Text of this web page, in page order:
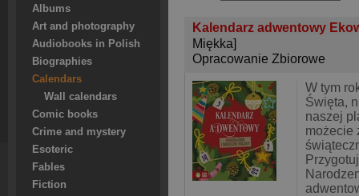
Albums
Art and photography
Audiobooks in Polish
Biographies
Calendars
Wall calendars
Comic books
Crime and mystery
Esoteric
Fables
Fiction
Kalendarz adwentowy
Miękka]
Opracowanie Zbiorowe
W tym
Święta,
naszej
możecie